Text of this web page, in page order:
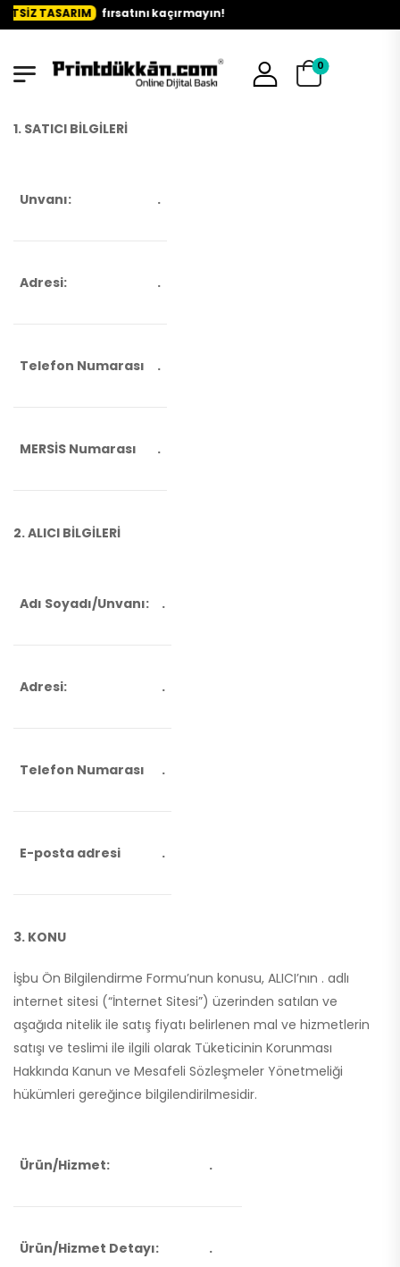
fırsatını kaçırmayın!
0
1. SATICI BİLGİLERİ
Unvanı: .
Adresi: .
Telefon Numarası .
MERSİS Numarası .
2. ALICI BİLGİLERİ
Adı Soyadı/Unvanı: .
Adresi: .
Telefon Numarası .
E-posta adresi .
3. KONU
İşbu Ön Bilgilendirme Formu’nun konusu, ALICI’nın . adlı
internet sitesi (“İnternet Sitesi”) üzerinden satılan ve
aşağıda nitelik ile satış fiyatı belirlenen mal ve hizmetlerin
satışı ve teslimi ile ilgili olarak Tüketicinin Korunması
Hakkında Kanun ve Mesafeli Sözleşmeler Yönetmeliği
hükümleri gereğince bilgilendirilmesidir.
Ürün/Hizmet: .
Ürün/Hizmet Detayı: .